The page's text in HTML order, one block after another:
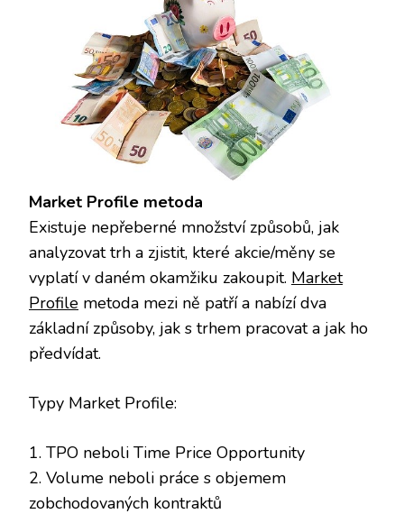
Market Profile metoda
Existuje nepřeberné množství způsobů, jak
analyzovat trh a zjistit, které akcie/měny se
vyplatí v daném okamžiku zakoupit. Market
Profile metoda mezi ně patří a nabízí dva
základní způsoby, jak s trhem pracovat a jak ho
předvídat.
Typy Market Profile:
1. TPO neboli Time Price Opportunity
2. Volume neboli práce s objemem
zobchodovaných kontraktů